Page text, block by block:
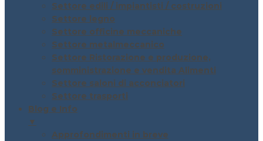
Settore edili / impiantisti / costruzioni
Settore legno
Settore officine meccaniche
Settore metalmeccanico
Settore Ristorazione e produzione,
somministrazione e vendita Alimenti
Settore saloni di acconciatori
Settore trasporti
Blog e Info
▼
Approfondimenti in breve